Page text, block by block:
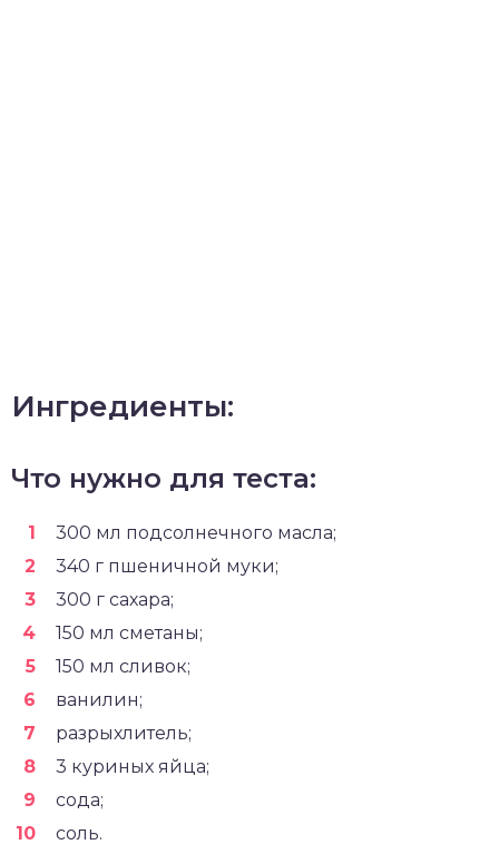
Ингредиенты:
Что нужно для теста:
300 мл подсолнечного масла;
340 г пшеничной муки;
300 г сахара;
150 мл сметаны;
150 мл сливок;
ванилин;
разрыхлитель;
3 куриных яйца;
сода;
соль.